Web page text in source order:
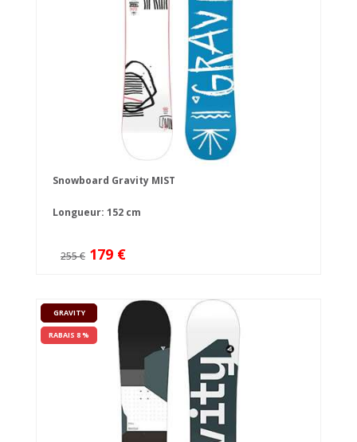
Snowboard Gravity MIST
Longueur: 152 cm
255 € 179 €
GRAVITY
RABAIS 8 %